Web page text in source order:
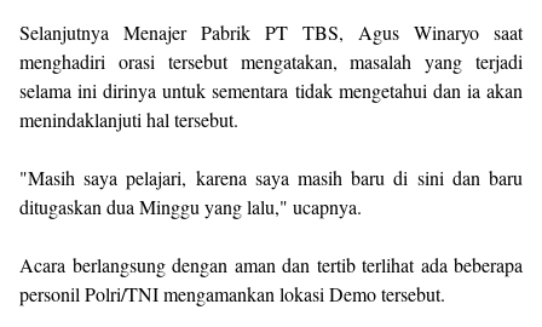
Selanjutnya Menajer Pabrik PT TBS, Agus Winaryo saat
menghadiri orasi tersebut mengatakan, masalah yang terjadi
selama ini dirinya untuk sementara tidak mengetahui dan ia akan
menindaklanjuti hal tersebut.
"Masih saya pelajari, karena saya masih baru di sini dan baru
ditugaskan dua Minggu yang lalu," ucapnya.
Acara berlangsung dengan aman dan tertib terlihat ada beberapa
personil Polri/TNI mengamankan lokasi Demo tersebut.